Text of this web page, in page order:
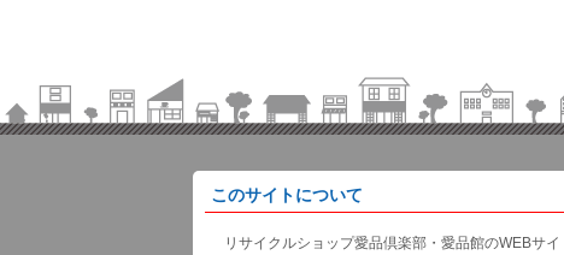
このサイトについて
リサイクルショップ愛品倶楽部・愛品館のWEBサイ